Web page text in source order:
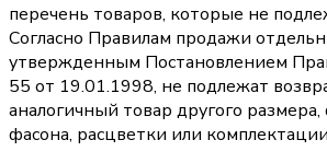
перечень товаров, которые не
Согласно Правилам продажи
утвержденным Постановлением
55 от 19.01.1998, не подлежат
аналогичный товар другого
фасона, расцветки или